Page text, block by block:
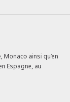
ainsi qu’en
Espagne, au